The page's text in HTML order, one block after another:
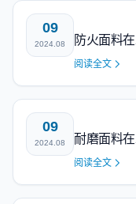
09
2024.08 防火面料
阅读全文
09
2024.08 耐磨面料
阅读全文